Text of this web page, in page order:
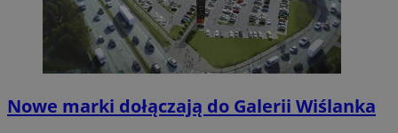
Nowe marki dołączają do Galerii Wiślanka